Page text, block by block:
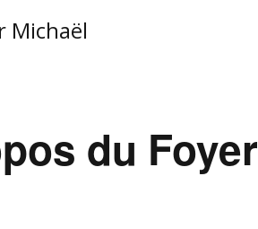
Michaël
du Foyer